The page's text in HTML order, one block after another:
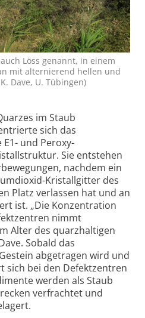
Löss genannt, in einem
mit alternierend hellen und
Dave, U. Tübingen)
im Staub
sich das
und Peroxy-
Sie entstehen
nachdem ein
Kristallgitter des
Platz verlassen hat und an
ist. „Die Konzen­tration
nimmt
Alter des quarz­haltigen
Sobald das
abgetragen wird und
sich bei den Defekt­zentren
werden als Staub
verfrachtet und